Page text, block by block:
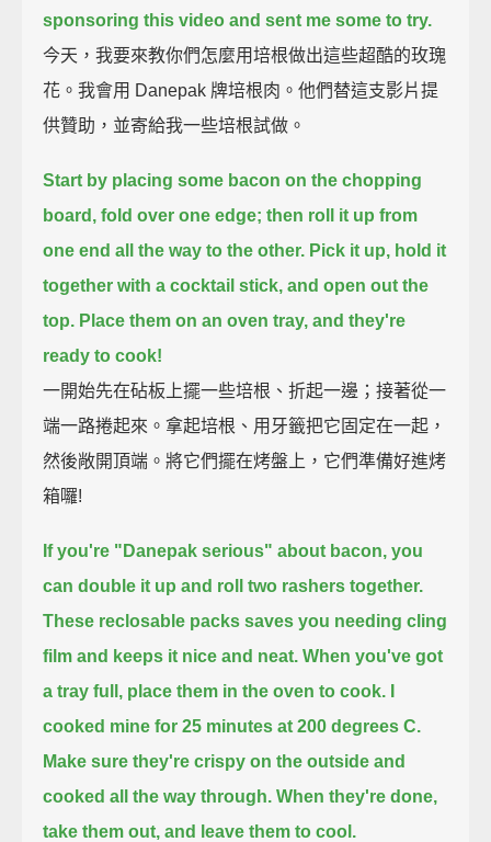
sponsoring this video and sent me some to try.
今天，我要來教你們怎麼用培根做出這些超酷的玫瑰
花。我會用 Danepak 牌培根肉。他們替這支影片提
供贊助，並寄給我一些培根試做。
Start by placing some bacon on the chopping
board, fold over one edge; then roll it up from
one end all the way to the other. Pick it up, hold it
together with a cocktail stick, and open out the
top. Place them on an oven tray, and they're
ready to cook!
一開始先在砧板上擺一些培根、折起一邊；接著從一
端一路捲起來。拿起培根、用牙籤把它固定在一起，
然後敞開頂端。將它們擺在烤盤上，它們準備好進烤
箱囉!
If you're "Danepak serious" about bacon, you
can double it up and roll two rashers together.
These reclosable packs saves you needing cling
film and keeps it nice and neat. When you've got
a tray full, place them in the oven to cook.
cooked mine for 25 minutes at 200 degrees C.
Make sure they're crispy on the outside and
cooked all the way through. When they're done,
take them out, and leave them to cool.